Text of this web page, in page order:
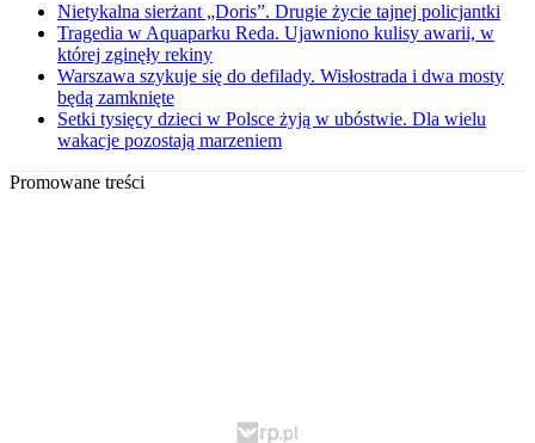
Nietykalna sierżant „Doris”. Drugie życie tajnej policjantki
Tragedia w Aquaparku Reda. Ujawniono kulisy awarii, w
której zginęły rekiny
Warszawa szykuje się do defilady. Wisłostrada i dwa mosty
będą zamknięte
Setki tysięcy dzieci w Polsce żyją w ubóstwie. Dla wielu
wakacje pozostają marzeniem
Promowane treści